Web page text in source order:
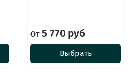
От5 770 руб
Выбрать